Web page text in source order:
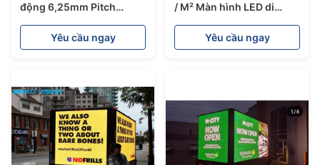
động 6,25mm Pitch
Yêu cầu ngay
/ M² Màn hình LED di
Yêu cầu ngay